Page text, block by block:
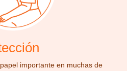
importante en muchas de